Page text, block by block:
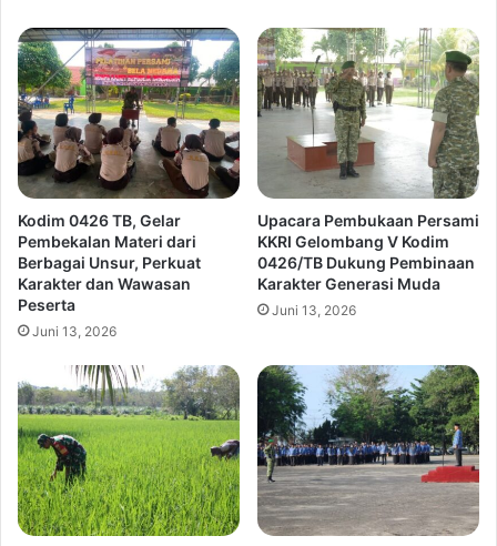
Kodim 0426 TB, Gelar
Pembekalan Materi dari
Berbagai Unsur, Perkuat
Karakter dan Wawasan
Peserta
Juni 13, 2026
Upacara Pembukaan Persami
KKRI Gelombang V Kodim
0426/TB Dukung Pembinaan
Karakter Generasi Muda
Juni 13, 2026